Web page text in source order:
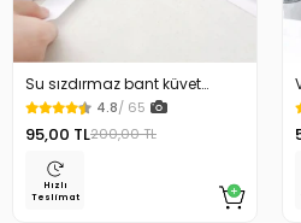
Su sızdırmaz bant küvet
Tezgah tamir bandı
4.8/ 65
95,00 TL200,00 TL
Hızlı
Teslimat